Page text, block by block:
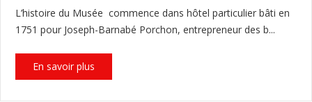
L’histoire du Musée commence dans hôtel particulier bâti en
1751 pour Joseph-Barnabé Porchon, entrepreneur des b...
En savoir plus